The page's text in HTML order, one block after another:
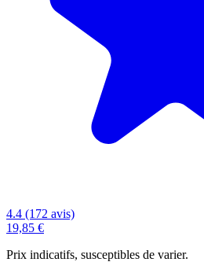
4.4 (172 avis)
19,85 €
Prix indicatifs, susceptibles de varier.